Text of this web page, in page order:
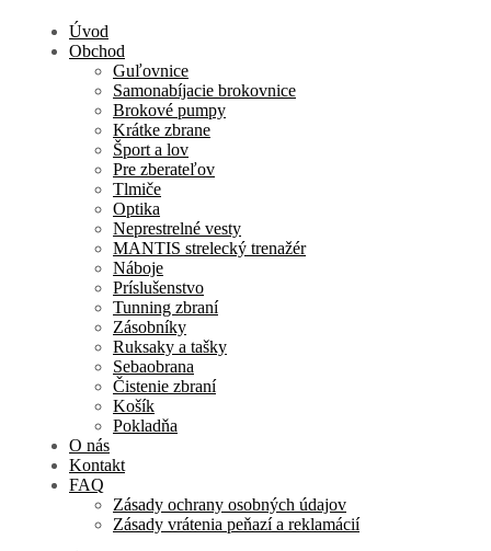
Úvod
Obchod
Guľovnice
Samonabíjacie brokovnice
Brokové pumpy
Krátke zbrane
Šport a lov
Pre zberateľov
Tlmiče
Optika
Neprestrelné vesty
MANTIS strelecký trenažér
Náboje
Príslušenstvo
Tunning zbraní
Zásobníky
Ruksaky a tašky
Sebaobrana
Čistenie zbraní
Košík
Pokladňa
O nás
Kontakt
FAQ
Zásady ochrany osobných údajov
Zásady vrátenia peňazí a reklamácií